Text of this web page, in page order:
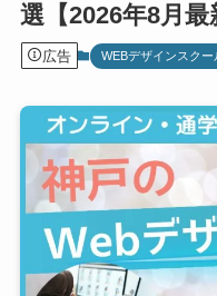
選【2026年8月最
広告 WEBデザインスクー